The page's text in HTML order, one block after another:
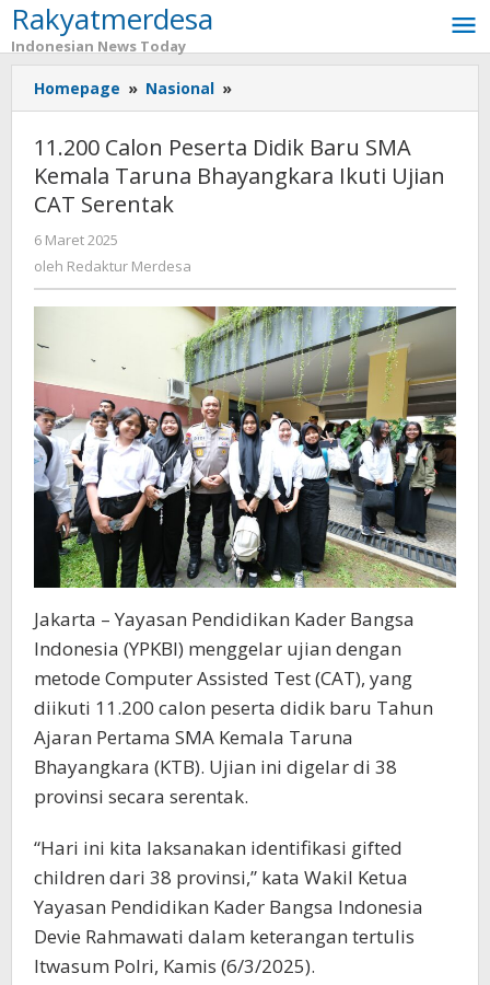
Lewati
ke
konten
Rakyatmerdesa
Indonesian News Today
Homepage » Nasional »
Calon
Peserta
Didik
Baru
Ikuti
Ujian
CAT
Serentak
11.200 Calon Peserta Didik Baru SMA
Kemala Taruna Bhayangkara Ikuti Ujian
CAT Serentak
6 Maret 2025
Redaktur
oleh Redaktur Merdesa
Jakarta – Yayasan Pendidikan Kader Bangsa
Indonesia (YPKBI) menggelar ujian dengan
metode Computer Assisted Test (CAT), yang
diikuti 11.200 calon peserta didik baru Tahun
Ajaran Pertama SMA Kemala Taruna
Bhayangkara (KTB). Ujian ini digelar di 38
provinsi secara serentak.
“Hari ini kita laksanakan identifikasi gifted
children dari 38 provinsi,” kata Wakil Ketua
Yayasan Pendidikan Kader Bangsa Indonesia
Devie Rahmawati dalam keterangan tertulis
Itwasum Polri, Kamis (6/3/2025).